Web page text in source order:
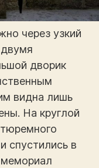
через узкий
дворик
видна лишь
На круглой
спустились в
мемориал